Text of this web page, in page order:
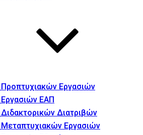
Εργασιών
ΕΑΠ
Διατριβών
Εργασιών